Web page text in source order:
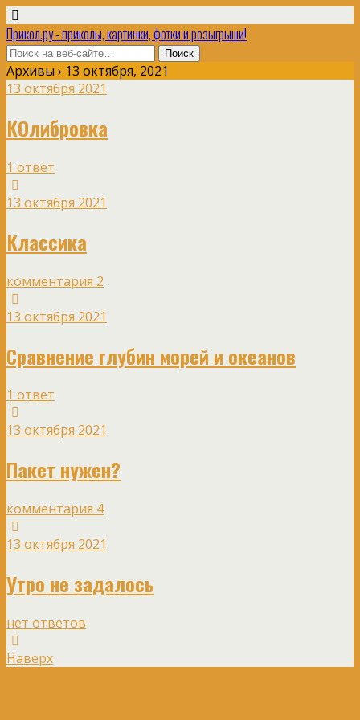
Прикол.ру - приколы, картинки, фотки и розыгрыши!
Архивы › 13 октября, 2021
13 октября 2021
КОлибровка
1 ответ
13 октября 2021
Классика
комментария 2
13 октября 2021
Сравнение глубин морей и океанов
1 ответ
13 октября 2021
Пакет нужен?
комментария 4
13 октября 2021
Утро не задалось
нет ответов
Наверх